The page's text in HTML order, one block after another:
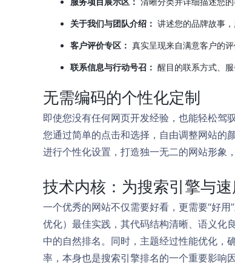
关于我们与团队介绍： 讲述您的品牌故事
客户评价专区： 真实呈现来自满意客户的
联系信息与行动号召： 醒目的联系方式、服
无需编码的个性化定制
即使您没有任何网页开发经验，也能轻松驾
您通过简单的点击和选择，自由调整网站的
进行个性化设置，打造独一无二的网站形象
技术内核：为搜索引擎与
一个优秀的网站不仅需要好看，更需要“好
优化）最佳实践，其代码结构清晰、语义化
中的自然排名。同时，主题经过性能优化，
率，本身也是搜索引擎排名的一个重要影响因